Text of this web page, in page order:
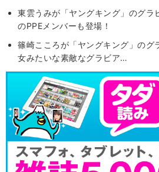
東雲うみが「ヤングキング」のグラ
のPPEメンバーも登場！
篠崎こころが「ヤングキング」のグ
女みたいな素敵なグラビア…